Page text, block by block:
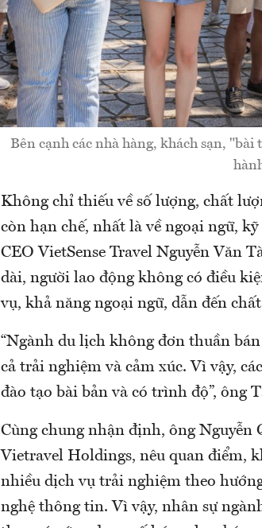
Bên cạnh các nhà hàng, khách sạn,
Không chỉ thiếu về số lượng, chất
còn hạn chế, nhất là về ngoại ngữ,
CEO VietSense Travel Nguyễn Văn
dài, người lao động không có điều
vụ, khả năng ngoại ngữ, dẫn đến
“Ngành du lịch không đơn thuần
cả trải nghiệm và cảm xúc. Vì vậy,
đào tạo bài bản và có trình độ”, ông
Cùng chung nhận định, ông
Vietravel Holdings, nêu quan điểm,
nhiều dịch vụ trải nghiệm theo
nghệ thông tin. Vì vậy, nhân sự